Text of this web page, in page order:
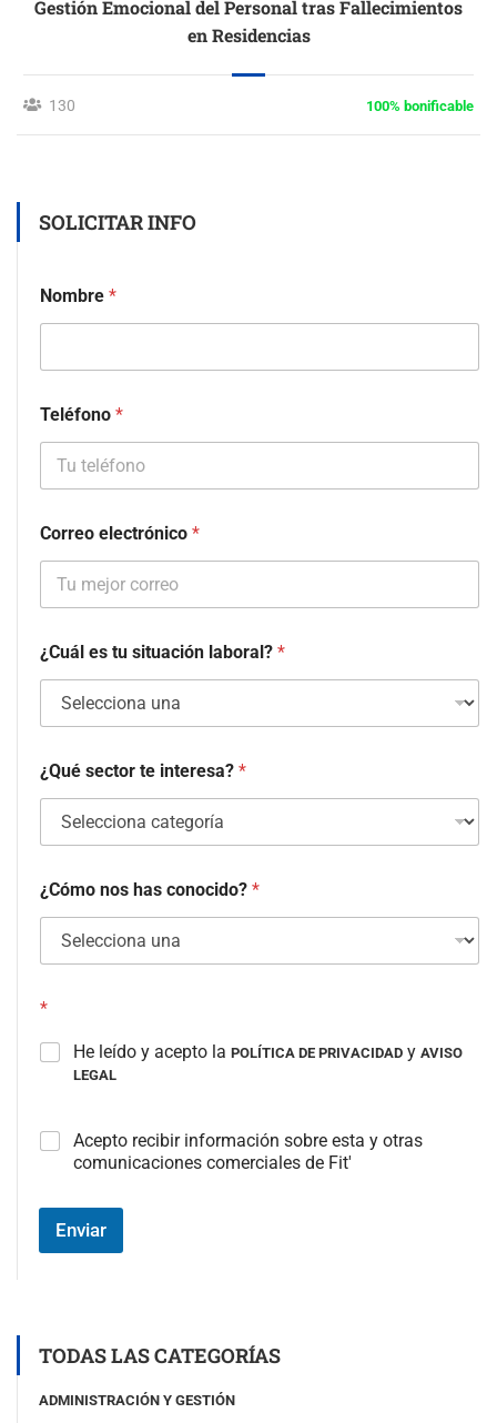
Gestión Emocional del Personal tras Fallecimientos
en Residencias
130 100% bonificable
SOLICITAR INFO
Nombre *
Teléfono *
Correo electrónico *
¿Cuál es tu situación laboral? *
¿Qué sector te interesa? *
¿Cómo nos has conocido? *
*
He leído y acepto la POLÍTICA DE PRIVACIDAD y AVISO
LEGAL
C
a
3
p
i
)
Acepto recibir información sobre esta y otras
comunicaciones comerciales de Fit'
Enviar
TODAS LAS CATEGORÍAS
ADMINISTRACIÓN Y GESTIÓN